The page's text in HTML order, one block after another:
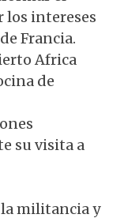
los intereses
Francia.
Africa
de
su visita a
la militancia y